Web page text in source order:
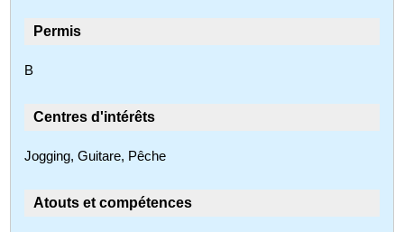
Permis
B
Centres d'intérêts
Jogging, Guitare, Pêche
Atouts et compétences